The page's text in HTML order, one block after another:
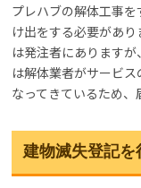
プレハブの解体工事
け出をする必要があ
は発注者にあります
は解体業者がサービ
なってきているため、
建物滅失登記を